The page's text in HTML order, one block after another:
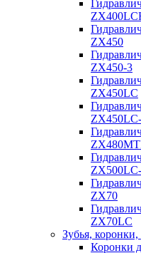
ZX450
ZX450-3
ZX450LC
ZX70
ZX70LC
Зубья,
Коронки